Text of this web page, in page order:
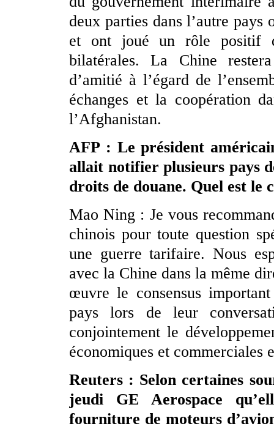
deux parties dans l’autre
et ont joué un rôle positif
bilatérales. La Chine
d’amitié à l’égard de
échanges et la coopération
l’Afghanistan.
AFP : Le président
allait notifier plusieurs pays
droits de douane. Quel est le
Mao Ning : Je vous
chinois pour toute question
une guerre tarifaire. Nous
avec la Chine dans la même
œuvre le consensus
pays lors de leur
conjointement le
économiques et commerciales
Reuters : Selon certaines
jeudi GE Aerospace
fourniture de moteurs